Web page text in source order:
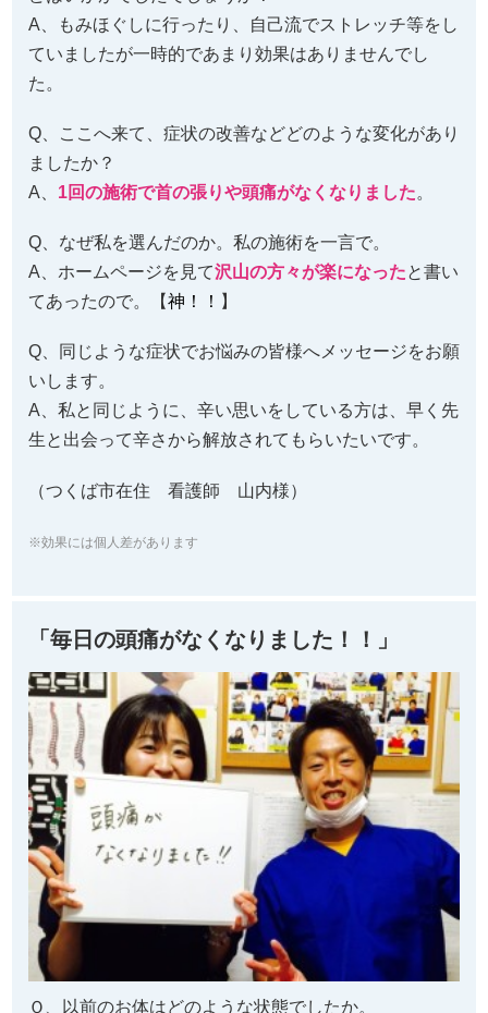
A、もみほぐしに行ったり、自己流でストレッチ等をし
ていましたが一時的であまり効果はありませんでし
た。
Q、ここへ来て、症状の改善などどのような変化があり
ましたか？
A、 1回の施術で首の張りや頭痛がなくなりました。
Q、なぜ私を選んだのか。私の施術を一言で。
A、ホームページを見て沢山の方々が楽になったと書い
てあったので。【神！！ 】
Q、同じような症状でお悩みの皆様へメッセージをお願
いします。
A、私と同じように、辛い思いをしている方は、早く先
生と出会って辛さから解放されてもらいたいです。
（つくば市在住 看護師 山内様）
※効果には個人差があります
「毎日の頭痛がなくなりました！！」
Ｑ、以前のお体はどのような状態でしたか。